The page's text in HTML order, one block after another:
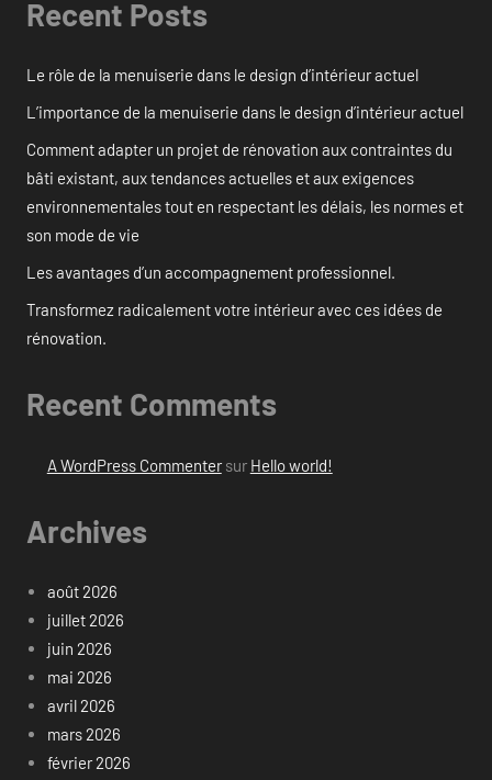
Recent Posts
Le rôle de la menuiserie dans le design d’intérieur actuel
L’importance de la menuiserie dans le design d’intérieur actuel
Comment adapter un projet de rénovation aux contraintes du
bâti existant, aux tendances actuelles et aux exigences
environnementales tout en respectant les délais, les normes et
son mode de vie
Les avantages d’un accompagnement professionnel.
Transformez radicalement votre intérieur avec ces idées de
rénovation.
Recent Comments
A WordPress Commentersur Hello world!
Archives
août 2026
juillet 2026
juin 2026
mai 2026
avril 2026
mars 2026
février 2026